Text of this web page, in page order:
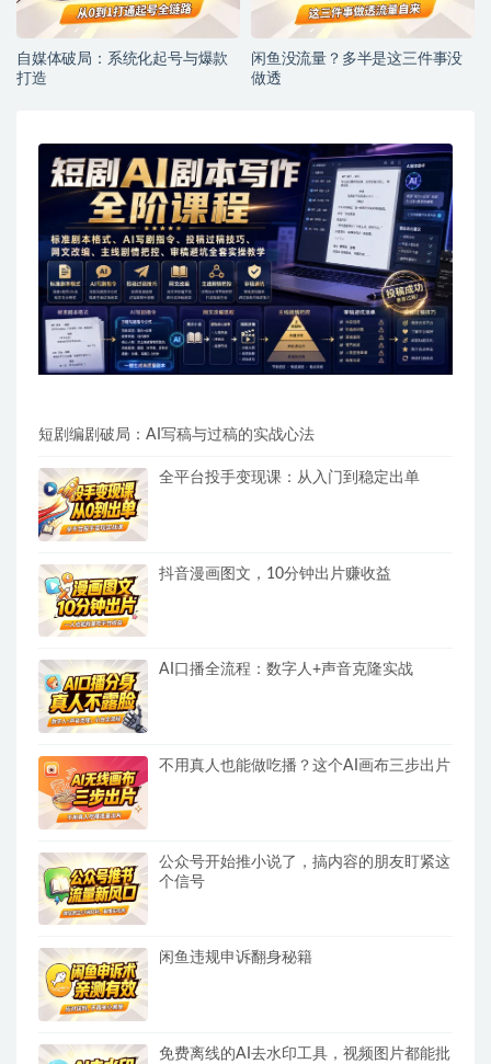
自媒体破局：系统化起号与爆款
打造
闲鱼没流量？多半是这三件事没
做透
短剧编剧破局：AI写稿与过稿的实战心法
全平台投手变现课：从入门到稳定出单
抖音漫画图文，10分钟出片赚收益
AI口播全流程：数字人+声音克隆实战
不用真人也能做吃播？这个AI画布三步出片
公众号开始推小说了，搞内容的朋友盯紧这
个信号
闲鱼违规申诉翻身秘籍
免费离线的AI去水印工具，视频图片都能批